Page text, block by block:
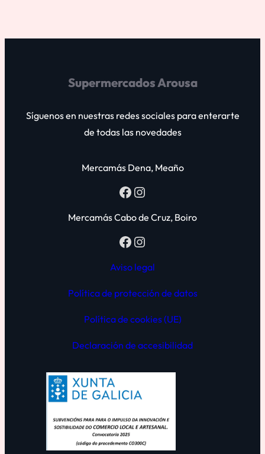
Supermercados Arousa
Síguenos en nuestras redes sociales para enterarte
de todas las novedades
Mercamás Dena, Meaño
Mercamás Cabo de Cruz, Boiro
Aviso legal
Política de protección de datos
Política de cookies (UE)
Declaración de accesibilidad